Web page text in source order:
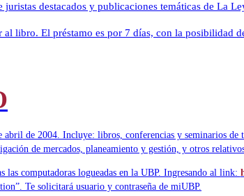
destacados y publicaciones temáticas de La
libro. El préstamo es por 7 días, con la posibilidad
abril de 2004. Incluye: libros, conferencias y seminarios
de mercados, planeamiento y gestión, y otros
computadoras logueadas en la UBP. Ingresando al link:
Te solicitará usuario y contraseña de miUBP.